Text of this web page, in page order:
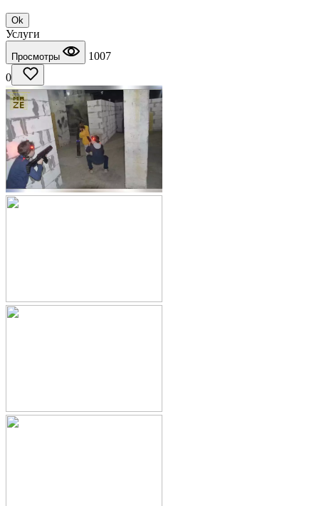
Ok
Услуги
Просмотры
1007
0